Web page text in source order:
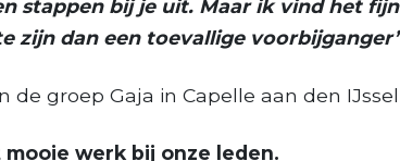
stappen bij je uit. Maar ik vind het fijn
zijn dan een toevallige voorbijganger’
de groep Gaja in Capelle aan den IJssel
werk bij onze leden.